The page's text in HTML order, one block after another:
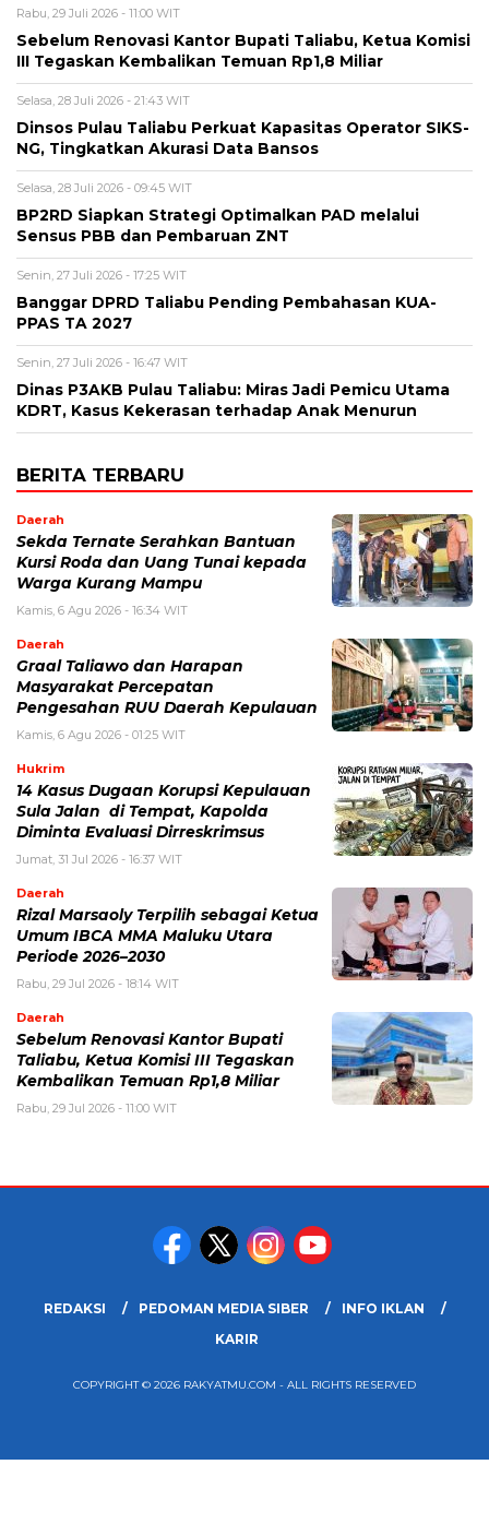
Rabu, 29 Juli 2026 - 11:00 WIT
Sebelum Renovasi Kantor Bupati Taliabu, Ketua Komisi
III Tegaskan Kembalikan Temuan Rp1,8 Miliar
Selasa, 28 Juli 2026 - 21:43 WIT
Dinsos Pulau Taliabu Perkuat Kapasitas Operator SIKS-
NG, Tingkatkan Akurasi Data Bansos
Selasa, 28 Juli 2026 - 09:45 WIT
BP2RD Siapkan Strategi Optimalkan PAD melalui
Sensus PBB dan Pembaruan ZNT
Senin, 27 Juli 2026 - 17:25 WIT
Banggar DPRD Taliabu Pending Pembahasan KUA-
PPAS TA 2027
Senin, 27 Juli 2026 - 16:47 WIT
Dinas P3AKB Pulau Taliabu: Miras Jadi Pemicu Utama
KDRT, Kasus Kekerasan terhadap Anak Menurun
BERITA TERBARU
Daerah
Sekda Ternate Serahkan Bantuan
Kursi Roda dan Uang Tunai kepada
Warga Kurang Mampu
Kamis, 6 Agu 2026 - 16:34 WIT
Daerah
Graal Taliawo dan Harapan
Masyarakat Percepatan
Pengesahan RUU Daerah Kepulauan
Kamis, 6 Agu 2026 - 01:25 WIT
Hukrim
14 Kasus Dugaan Korupsi Kepulauan
Sula Jalan di Tempat, Kapolda
Diminta Evaluasi Dirreskrimsus
Jumat, 31 Jul 2026 - 16:37 WIT
Daerah
Rizal Marsaoly Terpilih sebagai Ketua
Umum IBCA MMA Maluku Utara
Periode 2026–2030
Rabu, 29 Jul 2026 - 18:14 WIT
Daerah
Sebelum Renovasi Kantor Bupati
Taliabu, Ketua Komisi III Tegaskan
Kembalikan Temuan Rp1,8 Miliar
Rabu, 29 Jul 2026 - 11:00 WIT
REDAKSI PEDOMAN MEDIA SIBER
INFO IKLAN
KARIR
COPYRIGHT © 2026 RAKYATMU.COM - ALL RIGHTS RESERVED